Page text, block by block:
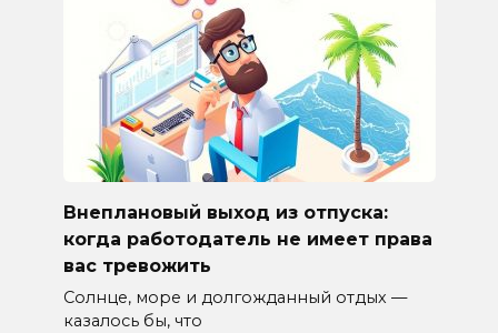
Внеплановый выход из отпуска:
когда работодатель не имеет права
вас тревожить
Солнце, море и долгожданный отдых —
казалось бы, что